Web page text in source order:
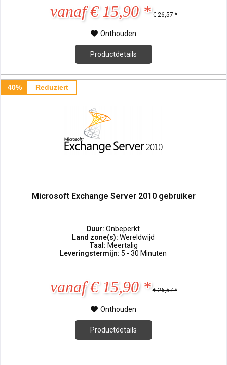
vanaf € 15,90 * € 26,57 *
Onthouden
Productdetails
40% Reduziert
Microsoft Exchange Server 2010 gebruiker
Duur:Onbeperkt
Land zone(s):Wereldwijd
Taal: Meertalig
Leveringstermijn: 5 - 30 Minuten
vanaf € 15,90 * € 26,57 *
Onthouden
Productdetails